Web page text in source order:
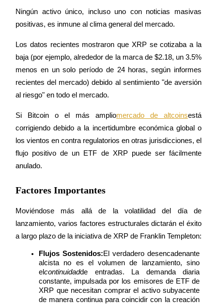
¡Hasta un 65% de comisiones!
Referencia
Invita a un amigo para recibir recompensas en efectivo
BTC Welcome Rewards
Ningún activo único, incluso uno con noticias masivas
positivas, es inmune al clima general del mercado.
Los datos recientes mostraron que XRP se cotizaba a la
baja (por ejemplo, alrededor de la marca de $2.18, un 3.5%
menos en un solo período de 24 horas, según informes
recientes del mercado) debido al sentimiento "de aversión
al riesgo" en todo el mercado.
Si Bitcoin o el más ampliomercado de altcoinsestá
corrigiendo debido a la incertidumbre económica global o
los vientos en contra regulatorios en otras jurisdicciones, el
flujo positivo de un ETF de XRP puede ser fácilmente
anulado.
Factores Importantes
Moviéndose más allá de la volatilidad del día de
lanzamiento, varios factores estructurales dictarán el éxito
a largo plazo de la iniciativa de XRP de Franklin Templeton:
Flujos Sostenidos:El verdadero desencadenante
alcista no es el volumen de lanzamiento, sino
elcontinuidadde entradas. La demanda diaria
constante, impulsada por los emisores de ETF de
XRP que necesitan comprar el activo subyacente
de manera continua para coincidir con la creación